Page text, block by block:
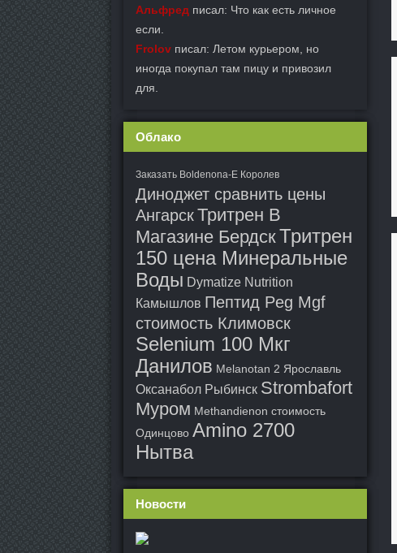
Альфред писал: Что как есть личное
если.
Frolov писал: Летом курьером, но
иногда покупал там пицу и привозил
для.
Облако
Заказать Boldenona-E Королев
Диноджет сравнить цены
АнгарскТритрен В
Магазине БердскТритрен
150 цена Минеральные
Воды Dymatize Nutrition
Камышлов Пептид Peg Mgf
стоимость Климовск
Selenium 100 Мкг
Данилов Melanotan 2 Ярославль
Оксанабол Рыбинск Strombafort
Муром Methandienon стоимость
Одинцово Amino 2700
Нытва
Новости